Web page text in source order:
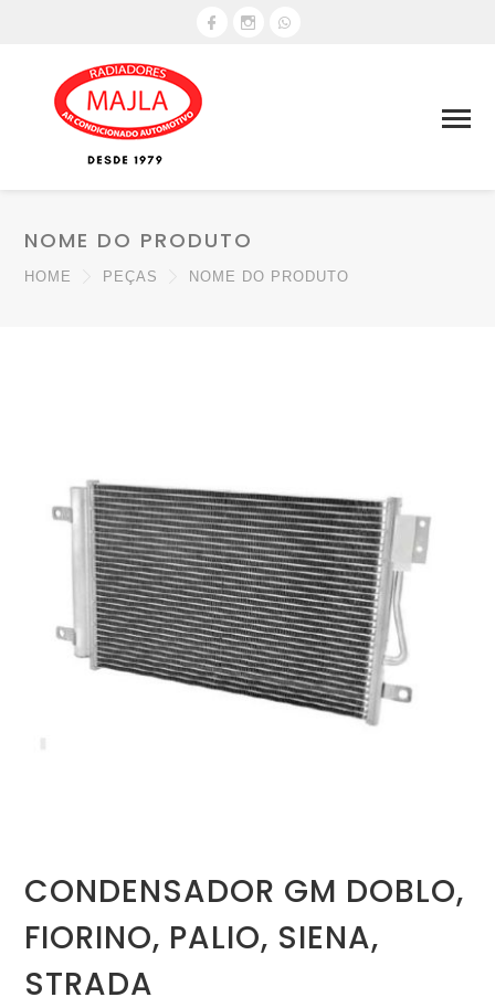
NOME DO PRODUTO
HOME PEÇAS NOME DO PRODUTO
CONDENSADOR GM DOBLO,
FIORINO, PALIO, SIENA,
STRADA